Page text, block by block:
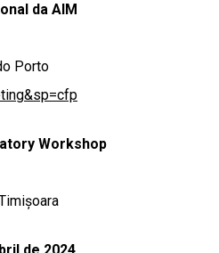
da AIM
Porto
Workshop
de 2024